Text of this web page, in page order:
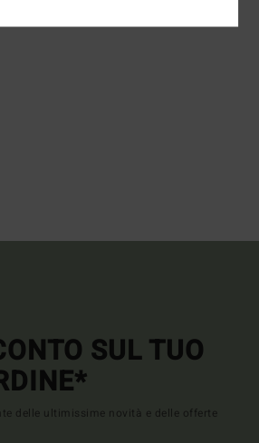
SUL TUO
delle ultimissime novità e delle offerte